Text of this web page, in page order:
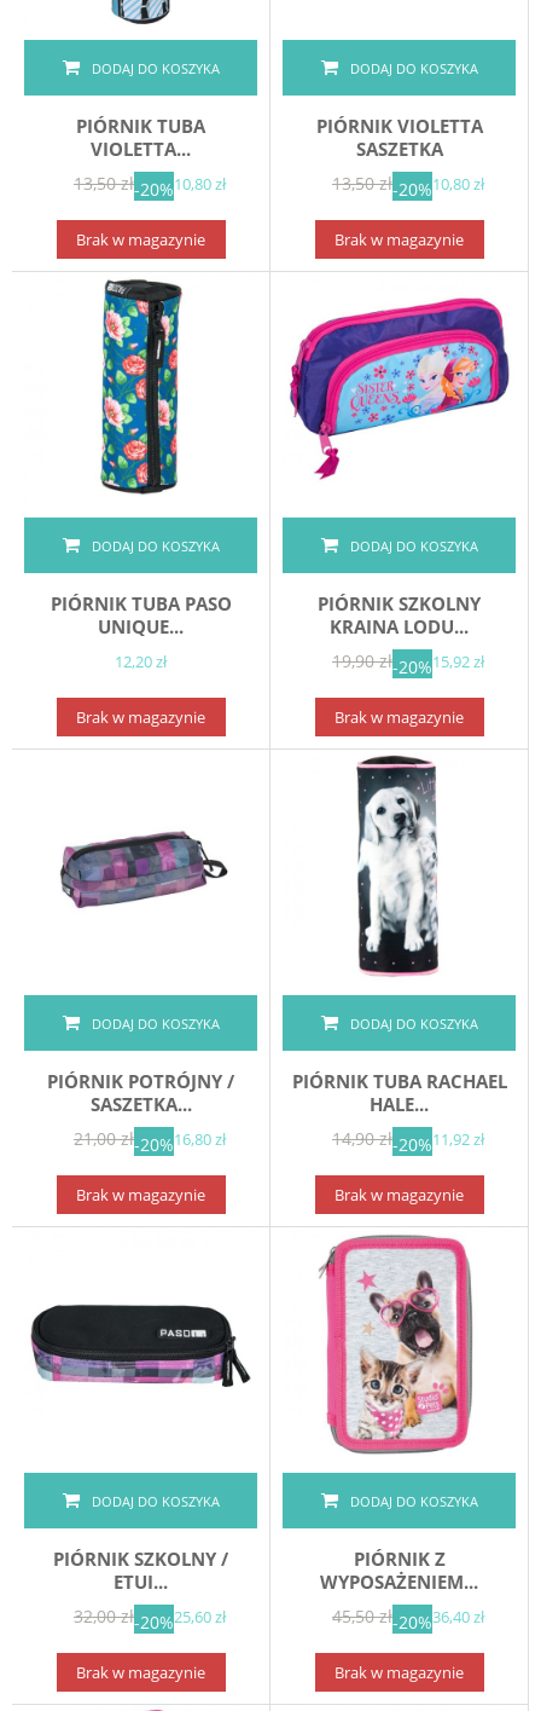
DODAJ DO KOSZYKA
PIÓRNIK TUBA
VIOLETTA...
13,50 zł-20%10,80 zł
Brak w magazynie
DODAJ DO KOSZYKA
PIÓRNIK VIOLETTA
SASZETKA
13,50 zł-20%10,80 zł
Brak w magazynie
DODAJ DO KOSZYKA
PIÓRNIK TUBA PASO
UNIQUE...
12,20 zł
Brak w magazynie
DODAJ DO KOSZYKA
PIÓRNIK SZKOLNY
KRAINA LODU...
19,90 zł-20%15,92 zł
Brak w magazynie
DODAJ DO KOSZYKA
PIÓRNIK POTRÓJNY /
SASZETKA...
21,00 zł-20%16,80 zł
Brak w magazynie
DODAJ DO KOSZYKA
PIÓRNIK TUBA RACHAEL
HALE...
14,90 zł-20%11,92 zł
Brak w magazynie
DODAJ DO KOSZYKA
PIÓRNIK SZKOLNY /
ETUI...
32,00 zł-20%25,60 zł
Brak w magazynie
DODAJ DO KOSZYKA
PIÓRNIK Z
WYPOSAŻENIEM...
45,50 zł-20%36,40 zł
Brak w magazynie